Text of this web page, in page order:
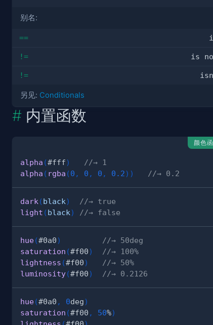
别名:
==
!= is
!=
另见: Conditionals
内置函数
颜色
alpha (#fff)
//→ 1
alpha ( rgba (0 , 0 , 0 , 0.2) ) //→ 0.2
dark (black)
//→ true
light (black) //→ false
hue(#0a0)
//→ 50deg
saturation (#f00)
//→ 100%
lightness (#f00)
//→ 50%
luminosity(#f00) //→ 0.2126
hue(#0a0 , 0deg)
saturation (#f00 , 50%)